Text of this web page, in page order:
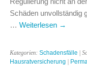
Schäden unvollständig
… Weiterlesen →
Kategorien: Schadensfälle |
Hausratversicherung |